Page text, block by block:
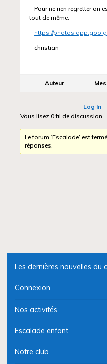
Pour ne rien regretter on
tout de même.
https://
christian
Auteur
Log In
Vous lisez 0 fil de discussion
Le forum ‘Escalade’ est
réponses.
Les dernières nouvelles du
Connexion
Nos activités
Escalade enfant
Notre club